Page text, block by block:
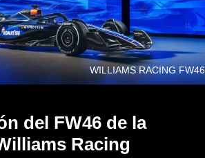
WILLIAMS RACING FW46
del FW46 de la
Racing